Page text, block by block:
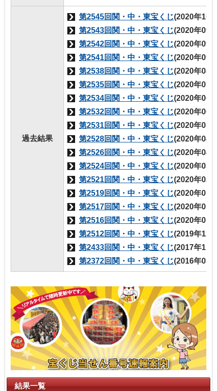
過去結果
第2545回関・中・東宝くじ(2020年10
第2543回関・中・東宝くじ(2020年09
第2542回関・中・東宝くじ(2020年09
第2541回関・中・東宝くじ(2020年09
第2538回関・中・東宝くじ(2020年08
第2535回関・中・東宝くじ(2020年07
第2534回関・中・東宝くじ(2020年06
第2532回関・中・東宝くじ(2020年06
第2531回関・中・東宝くじ(2020年05
第2528回関・中・東宝くじ(2020年04
第2526回関・中・東宝くじ(2020年04
第2524回関・中・東宝くじ(2020年03
第2521回関・中・東宝くじ(2020年02
第2519回関・中・東宝くじ(2020年01
第2517回関・中・東宝くじ(2020年01
第2516回関・中・東宝くじ(2020年01
第2512回関・中・東宝くじ(2019年12
第2433回関・中・東宝くじ(2017年11
第2372回関・中・東宝くじ(2016年03
結果一覧